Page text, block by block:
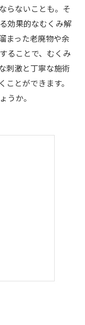
らないことも。そ
効果的なむくみ解
まった老廃物や余
ることで、むくみ
刺激と丁寧な施術
とができます。
うか。